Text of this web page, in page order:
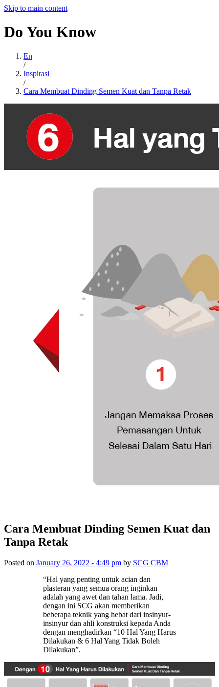
Skip to main content
Do You Know
En
/
Inspirasi
/
Cara Membuat Dinding Semen Kuat dan Tanpa Retak
Cara Membuat Dinding Semen Kuat dan
Tanpa Retak
Posted on January 26, 2022 - 4:49 pm by SCG CBM
“Hal yang penting untuk acian dan
plasteran yang semua orang inginkan
adalah yang awet dan tahan lama. Jadi,
dengan ini SCG akan memberikan
beberapa teknik yang hebat dari insinyur-
insinyur dan ahli konstruksi kepada Anda
dengan menghadirkan “10 Hal Yang Harus
Dilakukan & 6 Hal Yang Tidak Boleh
Dilakukan”.